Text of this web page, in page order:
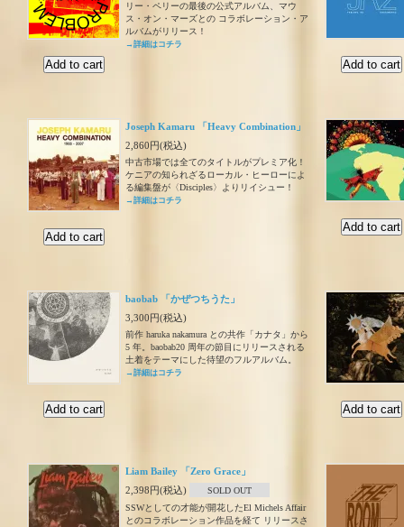
リー・ペリーの最後の公式アルバム、マウ
ス・オン・マーズとの コラボレーション・ア
ルバムがリリース！
→詳細はコチラ
Joseph Kamaru 「Heavy Combination」
2,860円(税込)
中古市場では全てのタイトルがプレミア化！
ケニアの知られざるローカル・ヒーローによ
る編集盤が〈Disciples〉よりリイシュー！
→詳細はコチラ
baobab 「かぜつちうた」
3,300円(税込)
前作 haruka nakamura との共作「カナタ」から
5 年。baobab20 周年の節目にリリースされる
土着をテーマにした待望のフルアルバム。
→詳細はコチラ
Liam Bailey 「Zero Grace」
2,398円(税込)
SOLD OUT
SSWとしての才能が開花したEl Michels Affair
とのコラボレーション作品を経て リリースさ